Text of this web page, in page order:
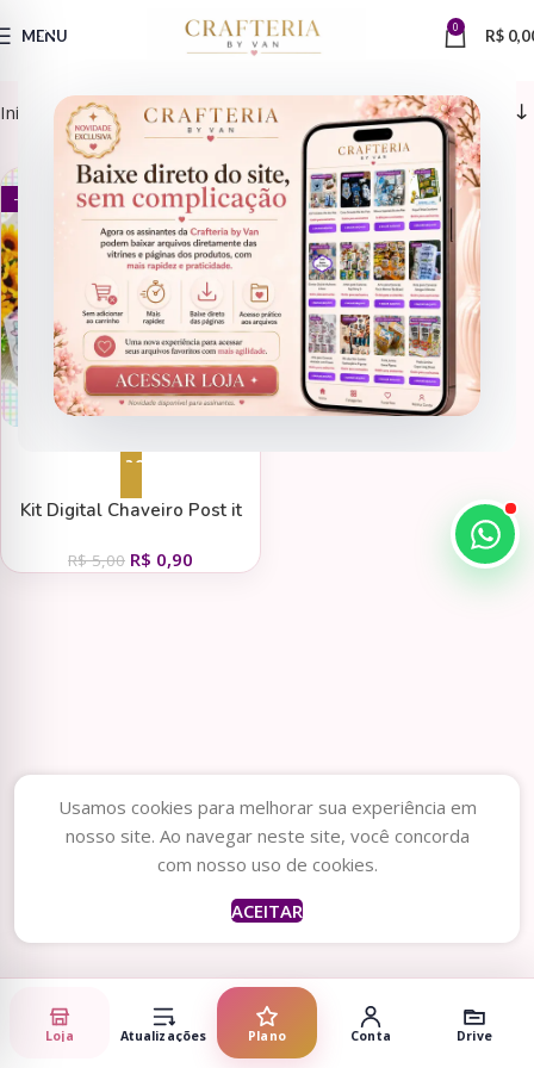
MENU 0 R$
Início Sublimação > Chaveiros
ENCADERNAÇÃO > POSTIT
- 82%
Adicionar ao carrinho
Kit Digital Chaveiro Post it
R$5,00 R$ 0,90
Usamos cookies para melhorar sua experiência em
nosso site. Ao navegar neste site, você concorda
com nosso uso de cookies.
ACEITAR
Loja Atualizações Plano Conta Drive